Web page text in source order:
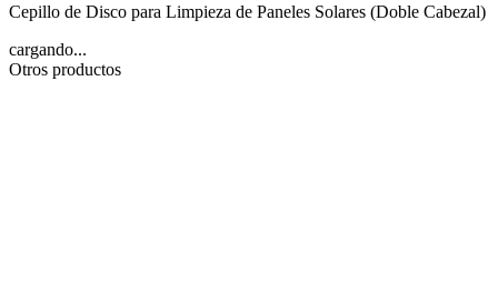
Cepillo de Disco para Limpieza de Paneles Solares (Doble Cabezal)
cargando...
Otros productos